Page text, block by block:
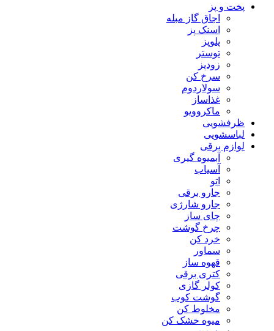
پخت و پز
اجاق گاز مبله
اسنک پز
پلوپز
توستر
زودپز
سرخ کن
سولاردوم
غذاساز
ماکروویو
ظرفشویی
لباسشویی
لوازم برقی
آبمیوه گیری
آسیاب
اتو
جارو برقی
جارو شارژی
چای ساز
چرخ گوشت
خرد کن
سماور
قهوه ساز
کتری برقی
کولر گازی
گوشت کوب
مخلوط کن
میوه خشک کن